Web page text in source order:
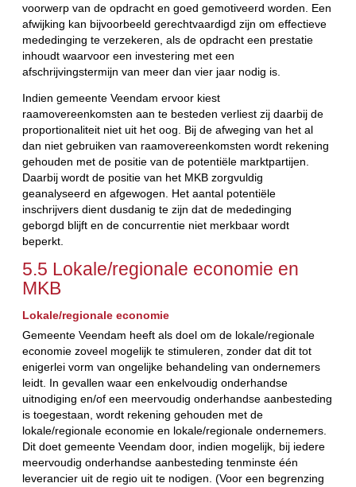
voorwerp van de opdracht en goed gemotiveerd worden. Een
afwijking kan bijvoorbeeld gerechtvaardigd zijn om effectieve
mededinging te verzekeren, als de opdracht een prestatie
inhoudt waarvoor een investering met een
afschrijvingstermijn van meer dan vier jaar nodig is.
Indien gemeente Veendam ervoor kiest
raamovereenkomsten aan te besteden verliest zij daarbij de
proportionaliteit niet uit het oog. Bij de afweging van het al
dan niet gebruiken van raamovereenkomsten wordt rekening
gehouden met de positie van de potentiële marktpartijen.
Daarbij wordt de positie van het MKB zorgvuldig
geanalyseerd en afgewogen. Het aantal potentiële
inschrijvers dient dusdanig te zijn dat de mededinging
geborgd blijft en de concurrentie niet merkbaar wordt
beperkt.
5.5 Lokale/regionale economie en
MKB
Lokale/regionale economie
Gemeente Veendam heeft als doel om de lokale/regionale
economie zoveel mogelijk te stimuleren, zonder dat dit tot
enigerlei vorm van ongelijke behandeling van ondernemers
leidt. In gevallen waar een enkelvoudig onderhandse
uitnodiging en/of een meervoudig onderhandse aanbesteding
is toegestaan, wordt rekening gehouden met de
lokale/regionale economie en lokale/regionale ondernemers.
Dit doet gemeente Veendam door, indien mogelijk, bij iedere
meervoudig onderhandse aanbesteding tenminste één
leverancier uit de regio uit te nodigen. (Voor een begrenzing